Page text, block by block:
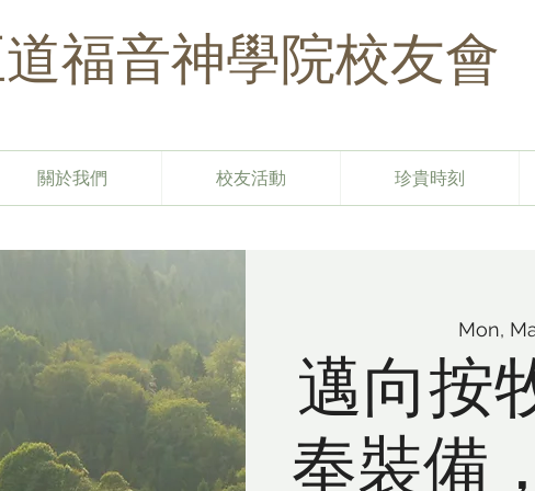
福音神學院校友會
關於我們 校友活動 珍貴時刻
Mon,
邁向按
奉裝備